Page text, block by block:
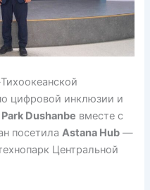
цифровой инклюзии и
Park Dushanbe вместе с
посетилаAstana Hub —
Центральной